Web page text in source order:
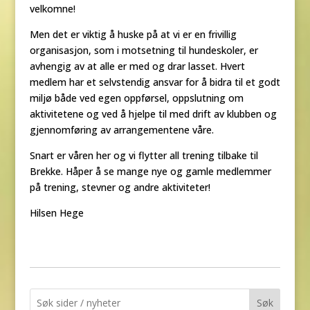
velkomne!
Men det er viktig å huske på at vi er en frivillig
organisasjon, som i motsetning til hundeskoler, er
avhengig av at alle er med og drar lasset. Hvert
medlem har et selvstendig ansvar for å bidra til et godt
miljø både ved egen oppførsel, oppslutning om
aktivitetene og ved å hjelpe til med drift av klubben og
gjennomføring av arrangementene våre.
Snart er våren her og vi flytter all trening tilbake til
Brekke. Håper å se mange nye og gamle medlemmer
på trening, stevner og andre aktiviteter!
Hilsen Hege
Søk